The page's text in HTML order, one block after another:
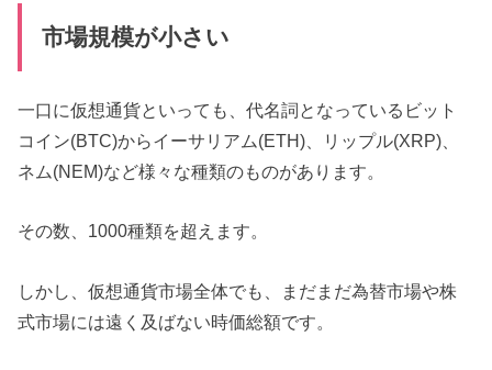
市場規模が小さい
一口に仮想通貨といっても、代名詞となっているビット
コイン(BTC)からイーサリアム(ETH)、リップル(XRP)、
ネム(NEM)など様々な種類のものがあります。
その数、1000種類を超えます。
しかし、仮想通貨市場全体でも、まだまだ為替市場や株
式市場には遠く及ばない時価総額です。